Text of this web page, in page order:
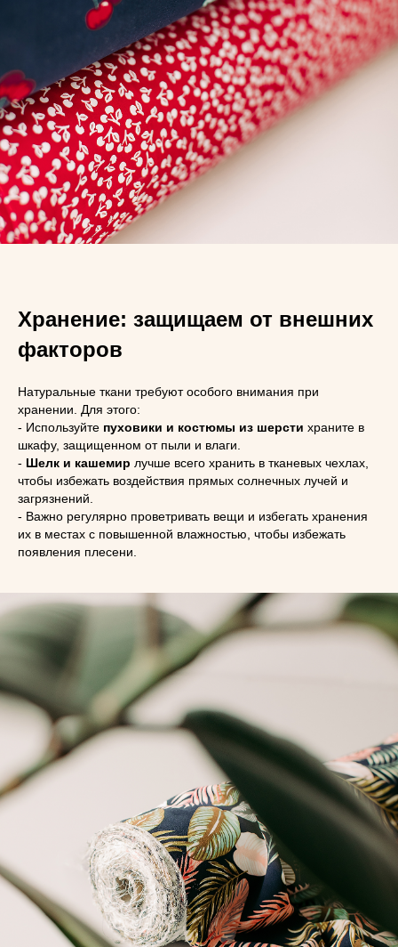
Хранение: защищаем от внешних
факторов
Натуральные ткани требуют особого внимания при
хранении. Для этого:
- Используйте пуховики и костюмы из шерсти храните в
шкафу, защищенном от пыли и влаги.
- Шелк и кашемир лучше всего хранить в тканевых чехлах,
чтобы избежать воздействия прямых солнечных лучей и
загрязнений.
- Важно регулярно проветривать вещи и избегать хранения
их в местах с повышенной влажностью, чтобы избежать
появления плесени.